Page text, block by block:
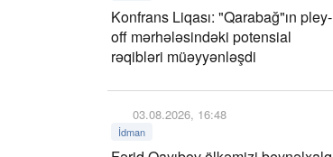
Konfrans Liqası: "Qarabağ"ın pley-
off mərhələsindəki potensial
rəqibləri müəyyənləşdi
03.08.2026, 16:48
İdman